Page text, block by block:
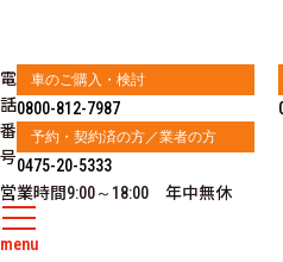
電
話
番
号
車のご購入・検討
0800-812-7987
予約・契約済の方／業者の方
0475-20-5333
営業時間9:00～18:00 年中無休
menu